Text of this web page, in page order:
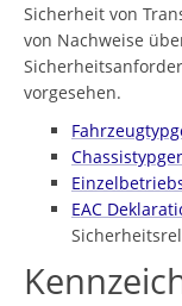
Sicherheit von
von Nachweise
vorgesehen.
EAC